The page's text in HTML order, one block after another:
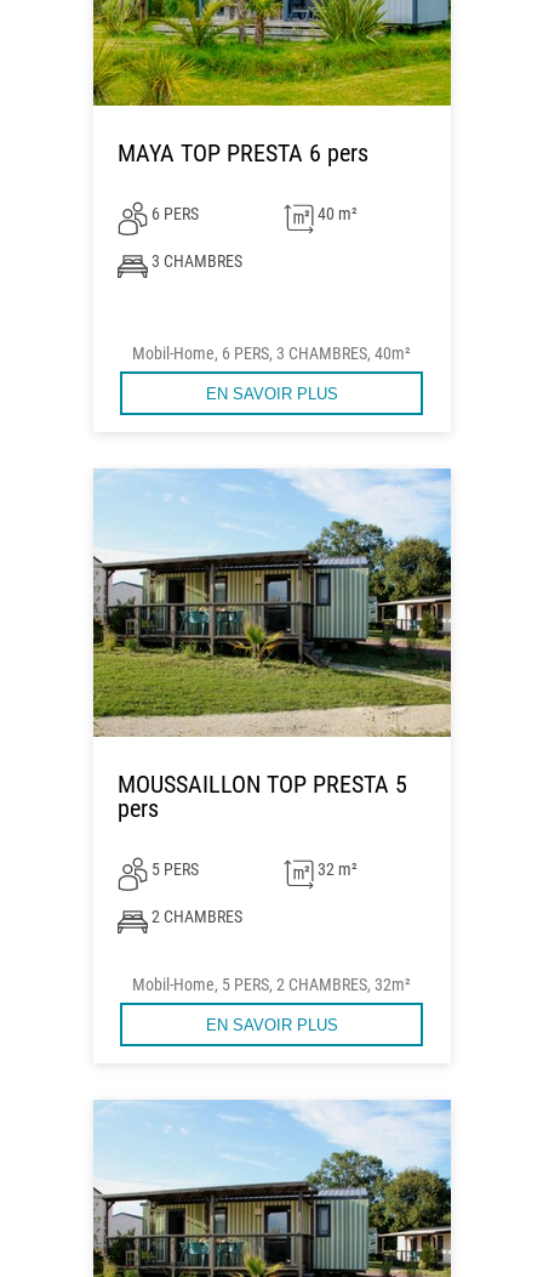
MAYA TOP PRESTA 6 pers
6 PERS 40 m²
3 CHAMBRES
Mobil-Home, 6 PERS, 3 CHAMBRES, 40m²
EN SAVOIR PLUS
MOUSSAILLON TOP PRESTA 5
pers
5 PERS 32 m²
2 CHAMBRES
Mobil-Home, 5 PERS, 2 CHAMBRES, 32m²
EN SAVOIR PLUS